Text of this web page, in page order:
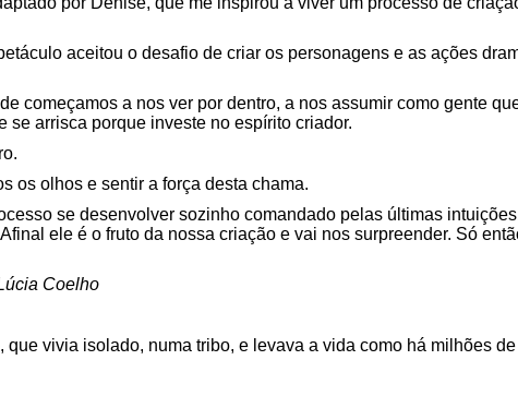
aceitou o desafio de criar os personagens e as ações
começamos a nos ver por dentro, a nos assumir como gente
se arrisca porque investe no espírito criador.
os olhos e sentir a força desta chama.
se desenvolver sozinho comandado pelas últimas
ele é o fruto da nossa criação e vai nos surpreender. Só
Coelho
que vivia isolado, numa tribo, e levava a vida como há milhões